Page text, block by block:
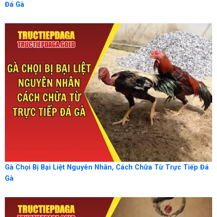
Đá Gà
Gà Chọi Bị Bại Liệt Nguyên Nhân, Cách Chữa Từ Trực Tiếp Đá
Gà